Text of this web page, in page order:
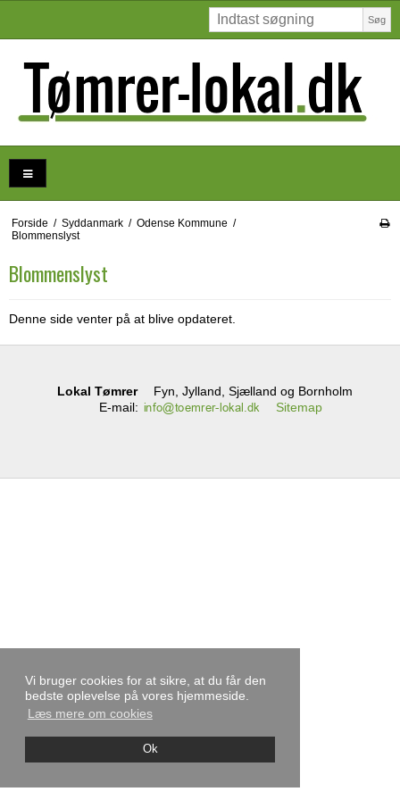
Vi bruger cookies for at sikre, at du får den
bedste oplevelse på vores hjemmeside.
Læs mere om cookies
Ok
Søg
Forside / Syddanmark / Odense Kommune /
Blommenslyst
Blommenslyst
Denne side venter på at blive opdateret.
Lokal Tømrer
Fyn, Jylland, Sjælland og Bornholm
E-mail: Sitemap